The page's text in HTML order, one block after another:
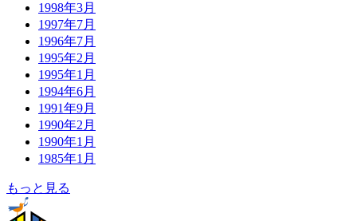
1998年3月
1997年7月
1996年7月
1995年2月
1995年1月
1994年6月
1991年9月
1990年2月
1990年1月
1985年1月
もっと見る